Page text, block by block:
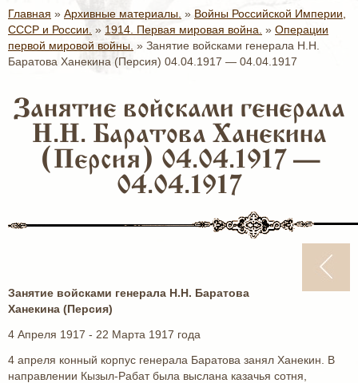
Главная » Архивные материалы. » Войны Российской Империи,
СССР и России. » 1914. Первая мировая война. » Операции
первой мировой войны. » Занятие войсками генерала Н.Н.
Баратова Ханекина (Персия) 04.04.1917 — 04.04.1917
Занятие войсками генерала
Н.Н. Баратова Ханекина
(Персия) 04.04.1917 —
04.04.1917
Занятие войсками генерала Н.Н. Баратова
Ханекина (Персия)
4 Апреля 1917 - 22 Марта 1917 года
4 апреля конный корпус генерала Баратова занял Ханекин. В
направлении Кызыл-Рабат была выслана казачья сотня,